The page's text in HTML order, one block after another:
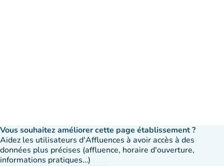
Vous souhaitez améliorer cette page établissement ?
Aidez les utilisateurs d'Affluences à avoir accès à des
données plus précises (affluence, horaire d'ouverture,
informations pratiques…)